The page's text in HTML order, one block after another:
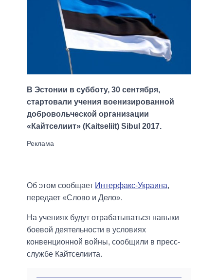
В Эстонии в субботу, 30 сентября,
стартовали учения военизированной
добровольческой организации
«Кайтселиит» (Kaitseliit) Sibul 2017.
Об этом сообщает Интерфакс-Украина,
передает «Слово и Дело».
На учениях будут отрабатываться навыки
боевой деятельности в условиях
конвенционной войны, сообщили в пресс-
службе Кайтселиита.